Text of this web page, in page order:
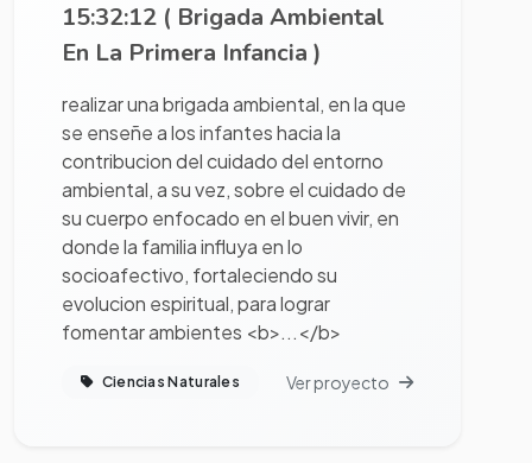
15:32:12 ( Brigada Ambiental
En La Primera Infancia )
realizar una brigada ambiental, en la que
se enseñe a los infantes hacia la
contribucion del cuidado del entorno
ambiental, a su vez, sobre el cuidado de
su cuerpo enfocado en el buen vivir, en
donde la familia influya en lo
socioafectivo, fortaleciendo su
evolucion espiritual, para lograr
fomentar ambientes <b>...</b>
Ciencias Naturales Ver proyecto